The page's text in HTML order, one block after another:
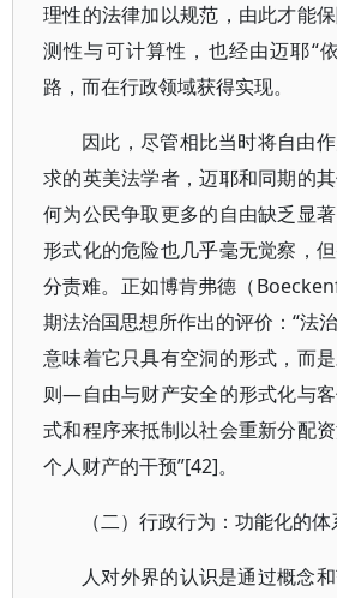
理性的法律加以规范，由此才能
测性与可计算性，也经由迈耶“
路，而在行政领域获得实现。
因此，尽管相比当时将自由
求的英美法学者，迈耶和同期的
何为公民争取更多的自由缺乏显
形式化的危险也几乎毫无觉察，
分责难。正如博肯弗德（
期法治国思想所作出的评价：“法
意味着它只具有空洞的形式，而
则—自由与财产安全的形式化与
式和程序来抵制以社会重新分配
个人财产的干预”[42]。
（二）行政行为：功能化的
人对外界的认识是通过概念